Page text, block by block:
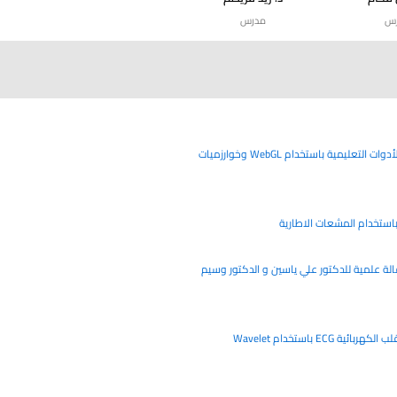
مدرس
التصوير المرئي التفاعلي ثلاثي الأبعاد لنموذج بور الذري: تعزيز الأدوات التعليمية باستخدام WebGL وخوارزميات
المشعات الاطارية
علمية للدكتور علي ياسين و الدكتور وسيم
المحاكيات وأهميتها في تحسين القرار الطبي محاكاة إشارة القلب الكهربائية ECG باستخدام Wavelet